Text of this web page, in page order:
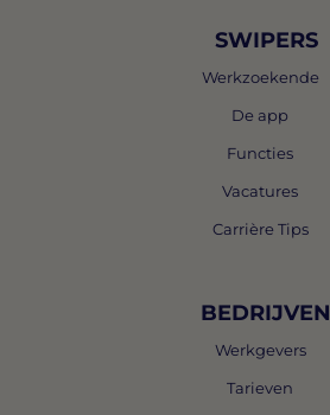
SWIPERS
Werkzoekende
De app
Functies
Vacatures
Carrière Tips
BEDRIJVEN
Werkgevers
Tarieven